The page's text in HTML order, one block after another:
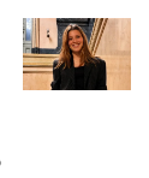
e
b
o
t
a
g